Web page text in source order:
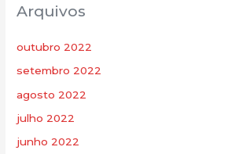
Arquivos
outubro 2022
setembro 2022
agosto 2022
julho 2022
junho 2022